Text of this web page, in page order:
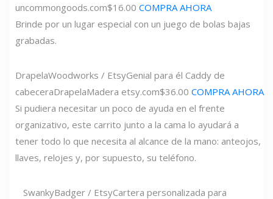
uncommongoods.com$16.00 COMPRA AHORA
Brinde por un lugar especial con un juego de bolas bajas
grabadas.
DrapelaWoodworks / EtsyGenial para él Caddy de
cabeceraDrapelaMadera etsy.com$36.00 COMPRA AHORA
Si pudiera necesitar un poco de ayuda en el frente
organizativo, este carrito junto a la cama lo ayudará a
tener todo lo que necesita al alcance de la mano: anteojos,
llaves, relojes y, por supuesto, su teléfono.
SwankyBadger / EtsyCartera personalizada para